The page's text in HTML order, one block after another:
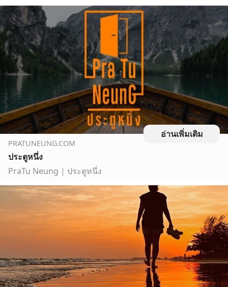
อ่านเพิ่มเติม
PRATUNEUNG.COM
ประตูหนึ่ง
PraTu Neung | ประตูหนึ่ง